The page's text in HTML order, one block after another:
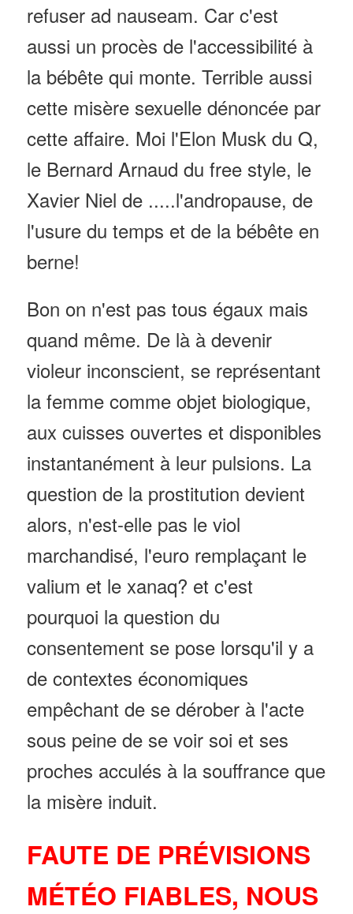
refuser ad nauseam. Car c'est
aussi un procès de l'accessibilité à
la bébête qui monte. Terrible aussi
cette misère sexuelle dénoncée par
cette affaire. Moi l'Elon Musk du Q,
le Bernard Arnaud du free style, le
Xavier Niel de .....l'andropause, de
l'usure du temps et de la bébête en
berne!
Bon on n'est pas tous égaux mais
quand même. De là à devenir
violeur inconscient, se représentant
la femme comme objet biologique,
aux cuisses ouvertes et disponibles
instantanément à leur pulsions. La
question de la prostitution devient
alors, n'est-elle pas le viol
marchandisé, l'euro remplaçant le
valium et le xanaq? et c'est
pourquoi la question du
consentement se pose lorsqu'il y a
de contextes économiques
empêchant de se dérober à l'acte
sous peine de se voir soi et ses
proches acculés à la souffrance que
la misère induit.
FAUTE DE PRÉVISIONS
MÉTÉO FIABLES, NOUS